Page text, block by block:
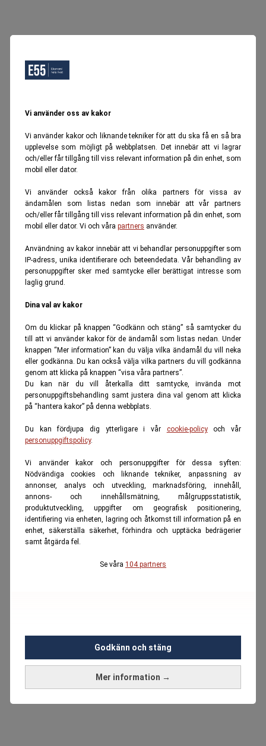
Vi använder oss av kakor
Vi använder kakor och liknande tekniker för att du ska få en så bra
upplevelse som möjligt på webbplatsen. Det innebär att vi lagrar
och/eller får tillgång till viss relevant information på din enhet, som
mobil eller dator.
Vi använder också kakor från olika partners för vissa av
ändamålen som listas nedan som innebär att vår partners
och/eller får tillgång till viss relevant information på din enhet, som
mobil eller dator. Vi och våra partners använder.
Användning av kakor innebär att vi behandlar personuppgifter som
IP-adress, unika identifierare och beteendedata. Vår behandling av
personuppgifter sker med samtycke eller berättigat intresse som
laglig grund.
Dina val av kakor
Om du klickar på knappen “Godkänn och stäng” så samtycker du
till att vi använder kakor för de ändamål som listas nedan. Under
knappen “Mer information” kan du välja vilka ändamål du vill neka
eller godkänna. Du kan också välja vilka partners du vill godkänna
genom att klicka på knappen “visa våra partners”.
Du kan när du vill återkalla ditt samtycke, invända mot
personuppgiftsbehandling samt justera dina val genom att klicka
på “hantera kakor” på denna webbplats.
Du kan fördjupa dig ytterligare i vår cookie-policyoch vår
personuppgiftspolicy.
Vi använder kakor och personuppgifter för dessa syften:
Nödvändiga cookies och liknande tekniker, anpassning av
annonser, analys och utveckling, marknadsföring, innehåll,
annons- och innehållsmätning, målgruppsstatistik,
produktutveckling, uppgifter om geografisk positionering,
identifiering via enheten, lagring och åtkomst till information på en
enhet, säkerställa säkerhet, förhindra och upptäcka bedrägerier
samt åtgärda fel.
Se våra 104 partners
Mer information →
Godkänn och stäng